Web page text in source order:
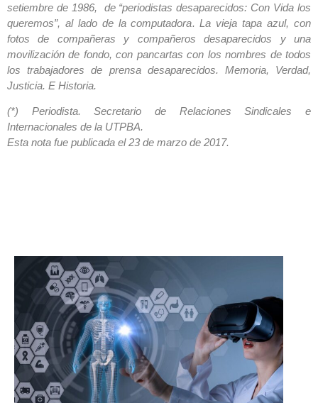
setiembre de 1986, de “periodistas desaparecidos: Con Vida los
queremos”, al lado de la computadora. La vieja tapa azul, con
fotos de compañeras y compañeros desaparecidos y una
movilización de fondo, con pancartas con los nombres de todos
los trabajadores de prensa desaparecidos. Memoria, Verdad,
Justicia. E Historia.
(*) Periodista. Secretario de Relaciones Sindicales e
Internacionales de la UTPBA.
Esta nota fue publicada el 23 de marzo de 2017.